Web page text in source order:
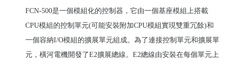
FCN-500是一個模組化的控制器，它由一個基座模組上搭載
CPU模組的控制單元(可能安裝附加CPU模組實現雙重冗餘)和
一個容納I/O模組的擴展單元組成。為了連接控制單元和擴展單
元，橫河電機開發了E2擴展總線。E2總線由安裝在每個單元上